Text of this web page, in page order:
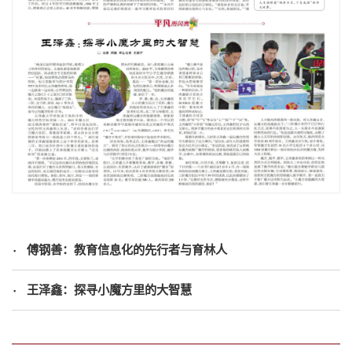
傅钢善：教育信息化的先行者与育林人
王泽鑫：探寻小魔方里的大智慧